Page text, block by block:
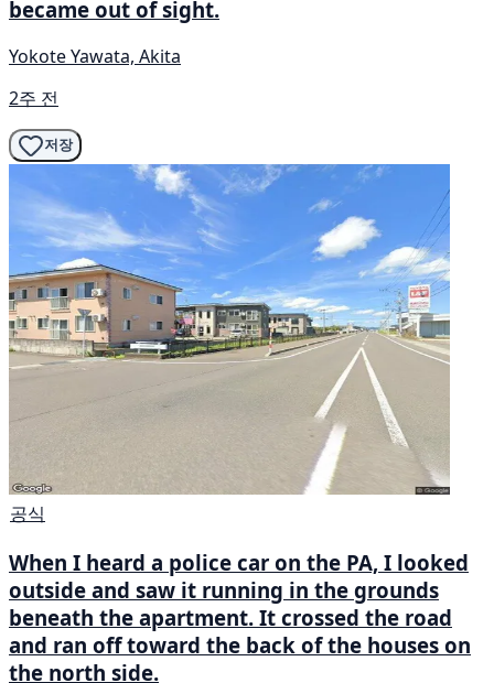
became out of sight.
Yokote Yawata, Akita
2주 전
저장
공식
When I heard a police car on the PA, I looked
outside and saw it running in the grounds
beneath the apartment. It crossed the road
and ran off toward the back of the houses on
the north side.